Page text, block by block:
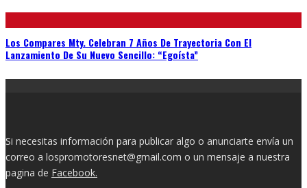
Los Compares Mty. Celebran 7 Años De Trayectoria Con El
Lanzamiento De Su Nuevo Sencillo: “Egoísta”
Si necesitas información para publicar algo o anunciarte envía un
correo a lospromotoresnet@gmail.com o un mensaje a nuestra
pagina de Facebook.